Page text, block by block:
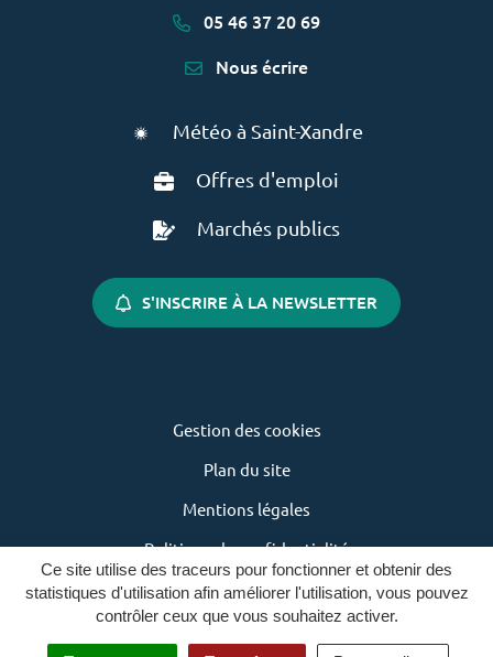
Ce site utilise des traceurs pour fonctionner et obtenir des
statistiques d'utilisation afin améliorer l'utilisation, vous pouvez
contrôler ceux que vous souhaitez activer.
05 46 37 20 69
Nous écrire
Météo à Saint-Xandre
Offres d'emploi
Marchés publics
S'INSCRIRE À LA NEWSLETTER
Gestion des cookies
Plan du site
Mentions légales
Politique de confidentialité
Accessibilité : non conforme